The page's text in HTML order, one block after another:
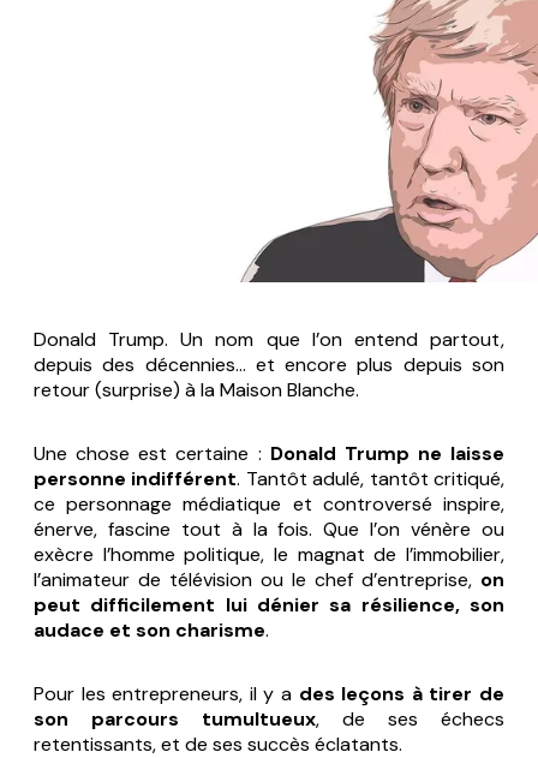
Donald Trump. Un nom que l’on entend partout,
depuis des décennies… et encore plus depuis son
retour (surprise) à la Maison Blanche.
Une chose est certaine : Donald Trump ne laisse
personne indifférent. Tantôt adulé, tantôt critiqué,
ce personnage médiatique et controversé inspire,
énerve, fascine tout à la fois. Que l’on vénère ou
exècre l’homme politique, le magnat de l’immobilier,
l’animateur de télévision ou le chef d’entreprise, on
peut difficilement lui dénier sa résilience, son
audace et son charisme.
Pour les entrepreneurs, il y a des leçons à tirer de
son parcours tumultueux, de ses échecs
retentissants, et de ses succès éclatants.